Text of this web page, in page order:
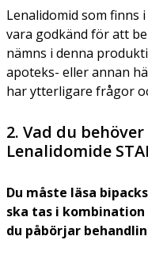
Lenalidomid som finns
vara godkänd för att
nämns i denna
apoteks- eller annan
har ytterligare frågor
2. Vad du
Lenalidomide
Du måste läsa
ska tas i
du påbörjar